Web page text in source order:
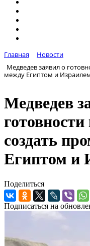
Главная
Новости
Медведев заявил о
между Египтом и
Медведев
создать
Египтом и
Поделиться
Подписаться на